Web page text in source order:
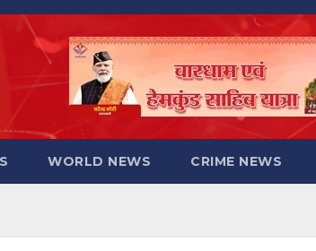
WORLD NEWS CRIME NEWS